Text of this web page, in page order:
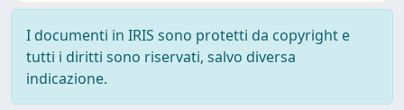
I documenti in IRIS sono protetti da copyright e
tutti i diritti sono riservati, salvo diversa
indicazione.